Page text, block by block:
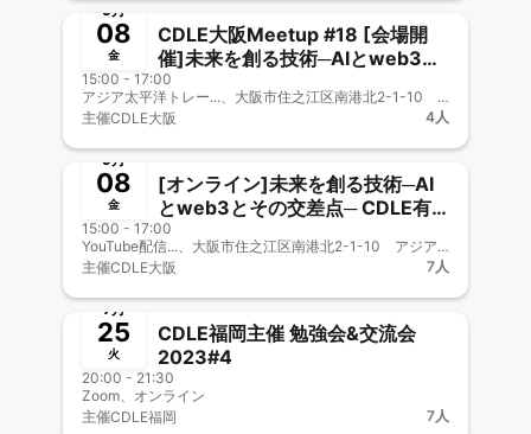
9月
08
金
CDLE大阪Meetup #18 [会場開
催]未来を創る技術─AIとweb3と
その交差点─
15:00 - 17:00
アジア太平洋トレー...、大阪市住之江区南港北2-1-10 アジア太平洋トレードセンター（ATC）内 ITM棟6階 （ニュートラム南港ポートタウン線 トレードセンター前駅下車） https://teqs.jp/about_us/access.php/
主催CDLE大阪 4人
終了
9月
08
金
[オンライン]未来を創る技術─AI
とweb3とその交差点─ CDLE有
志メンバー協力企画
15:00 - 17:00
YouTube配信...、大阪市住之江区南港北2-1-10 アジア太平洋トレードセンター（ATC）内 ITM棟6階 （ニュートラム南港ポートタウン線 トレードセンター前駅下車） https://teqs.jp/about_us/access.php/
主催CDLE大阪 7人
終了
7月
25
火
CDLE福岡主催 勉強会&交流会
2023#4
20:00 - 21:30
Zoom、オンライン
主催CDLE福岡 7人
終了